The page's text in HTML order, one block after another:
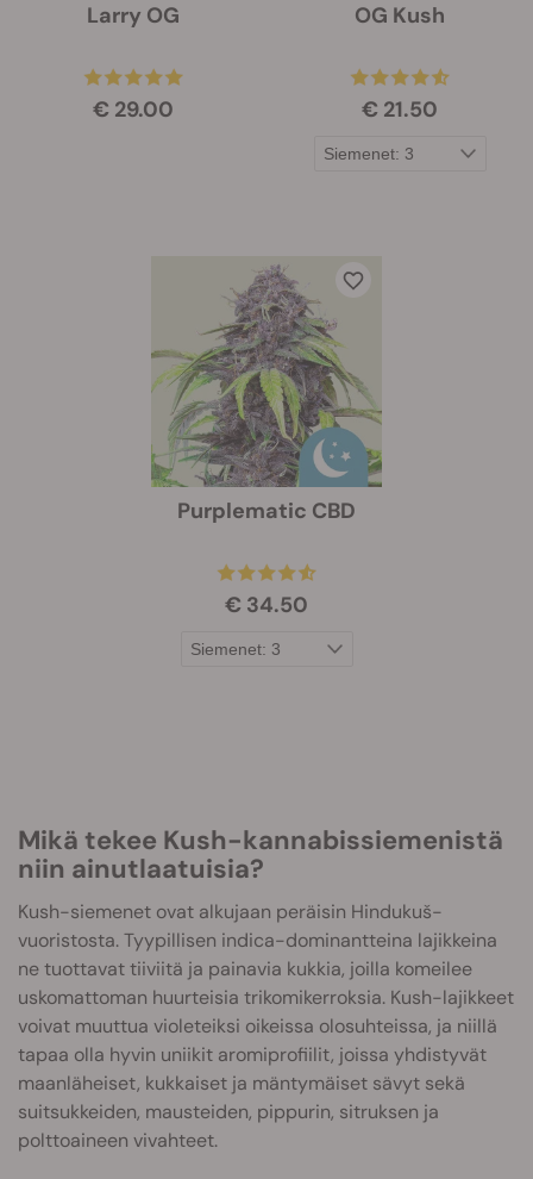
Larry OG
€ 29.00
OG Kush
€ 21.50
Purplematic CBD
€ 34.50
Mikä tekee Kush-kannabissiemenistä
niin ainutlaatuisia?
Kush-siemenet ovat alkujaan peräisin Hindukuš-
vuoristosta. Tyypillisen indica-dominantteina lajikkeina
ne tuottavat tiiviitä ja painavia kukkia, joilla komeilee
uskomattoman huurteisia trikomikerroksia. Kush-lajikkeet
voivat muuttua violeteiksi oikeissa olosuhteissa, ja niillä
tapaa olla hyvin uniikit aromiprofiilit, joissa yhdistyvät
maanläheiset, kukkaiset ja mäntymäiset sävyt sekä
suitsukkeiden, mausteiden, pippurin, sitruksen ja
polttoaineen vivahteet.